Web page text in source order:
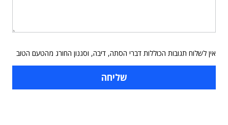
אין לשלוח תגובות הכוללות דברי הסתה, דיבה, וסגנון החורג מהטעם הטוב